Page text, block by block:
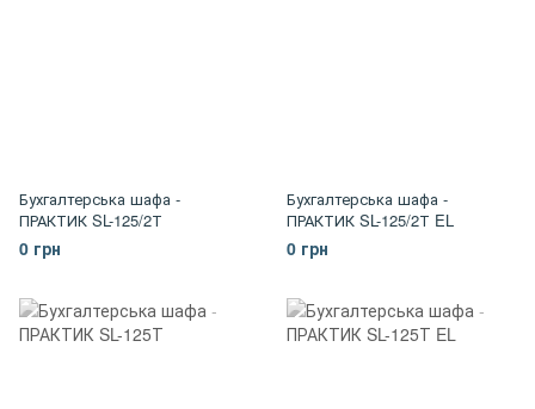
Бухгалтерська шафа -
ПРАКТИК SL-125/2Т
0 грн
Бухгалтерська шафа -
ПРАКТИК SL-125/2Т EL
0 грн